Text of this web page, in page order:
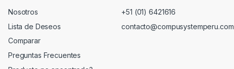
Nosotros
Lista de Deseos
Comparar
Preguntas Frecuentes
+51 (01) 6421616
contacto@compusystemperu.com